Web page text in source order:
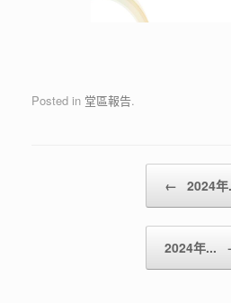
Posted in 堂區報告.
Post ← 2024年
2024年...